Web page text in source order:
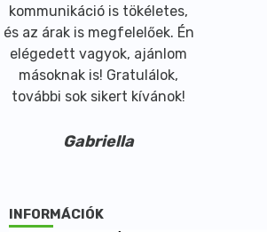
életmódot, az ajánlott napi adagot
túllépni. Tárolása
között, gyermekektől elzárva javasolt.
Főbb hatóanyagok és összetevők
Hatóanyagok napi adagban, 1
Cink 5 mg
Csipkebogyó kivonat 25 mg
kommunikáció is tökéletes,
és az árak is megfelelőek. Én
elégedett vagyok, ajánlom
másoknak is! Gratulálok,
további sok sikert kívánok!
Gabriella
INFORMÁCIÓK